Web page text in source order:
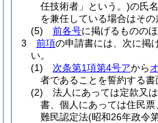
任技術者」という。)の氏
を兼任している場合はその
(5)
前各号に掲げるものの
3
前項の申請書には、次に掲
い。
(1)
次条第1項第4号アからオ
者であることを誓約する書
(2)
法人にあっては定款又
書、個人にあっては住民票
難民認定法(昭和26年政令